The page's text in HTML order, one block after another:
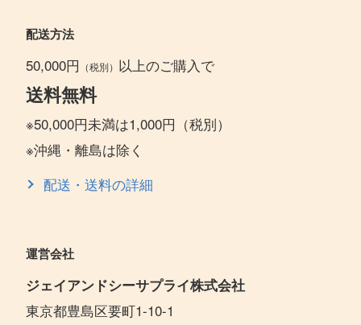
配送方法
50,000円 （税別） 以上のご購入で
送料無料
※50,000円未満は1,000円（税別）
※沖縄・離島は除く
配送・送料の詳細
運営会社
ジェイアンドシーサプライ株式会社
東京都豊島区要町1-10-1